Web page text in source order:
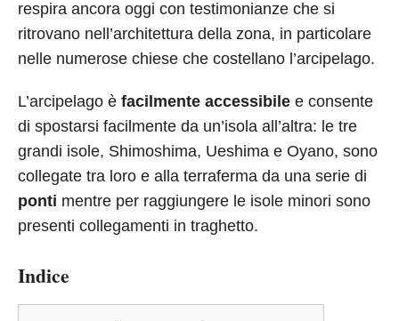
respira ancora oggi con testimonianze che si
ritrovano nell’architettura della zona, in particolare
nelle numerose chiese che costellano l’arcipelago.
L’arcipelago è facilmente accessibile e consente
di spostarsi facilmente da un’isola all’altra: le tre
grandi isole, Shimoshima, Ueshima e Oyano, sono
collegate tra loro e alla terraferma da una serie di
ponti mentre per raggiungere le isole minori sono
presenti collegamenti in traghetto.
Indice